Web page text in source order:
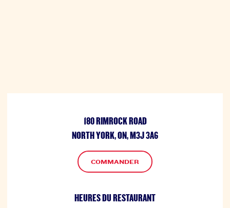
180 RIMROCK ROAD
NORTH YORK, ON, M3J 3A6
COMMANDER
HEURES DU RESTAURANT